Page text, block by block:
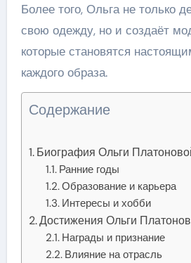
Более того, Ольга не только
свою одежду, но и создаёт
которые становятся
каждого образа.
Содержание
Биография Ольги
Ранние годы
Образование и карьера
Интересы и хобби
Достижения Ольги
Награды и признание
Влияние на отрасль